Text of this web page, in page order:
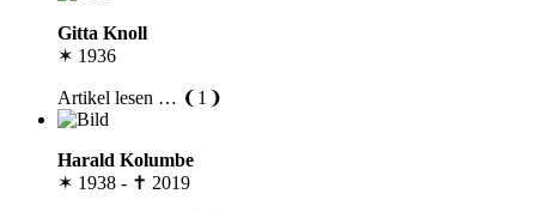
Gitta Knoll
✶ 1936
Artikel lesen … ❨1❩
Harald Kolumbe
✶ 1938 - ✝ 2019